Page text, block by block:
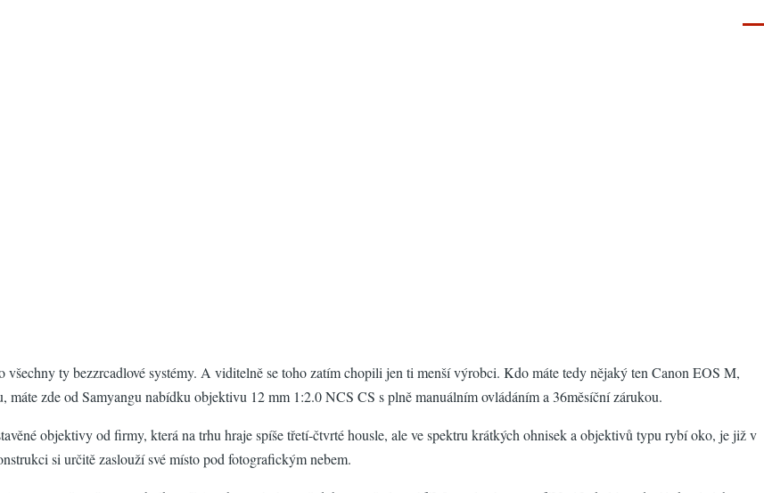
všechny ty bezzrcadlové systémy. A viditelně se toho zatím chopili jen ti menší výrobci. Kdo máte tedy nějaký ten Canon EOS M,
zde od Samyangu nabídku objektivu 12 mm 1:2.0 NCS CS s plně manuálním ovládáním a 36měsíční zárukou.
objektivy od firmy, která na trhu hraje spíše třetí-čtvrté housle, ale ve spektru krátkých ohnisek a objektivů typu rybí oko, je již v
si určitě zaslouží své místo pod fotografickým nebem.